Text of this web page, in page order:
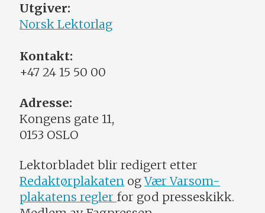
Utgiver:
Norsk Lektorlag
Kontakt:
+47 24 15 50 00
Adresse:
Kongens gate 11,
0153 OSLO
Lektorbladet blir redigert etter
Redaktørplakaten ogVær Varsom-
plakatens regler for god presseskikk.